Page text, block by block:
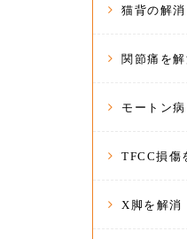
猫背の解消
関節痛を解
モートン
TFCC損傷
X脚を解消